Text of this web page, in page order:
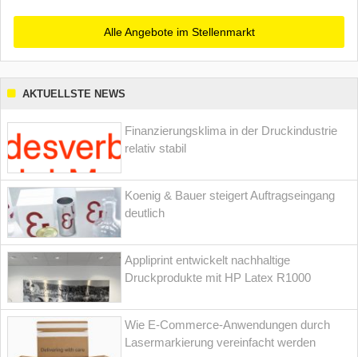
Alle Angebote im Stellenmarkt
AKTUELLSTE NEWS
Finanzierungsklima in der Druckindustrie
relativ stabil
Koenig & Bauer steigert Auftragseingang
deutlich
Appliprint entwickelt nachhaltige
Druckprodukte mit HP Latex R1000
Wie E-Commerce-Anwendungen durch
Lasermarkierung vereinfacht werden